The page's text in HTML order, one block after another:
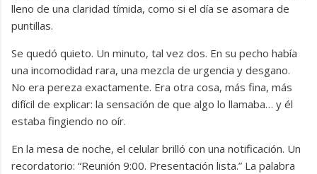
lleno de una claridad tímida, como si el día se asomara de
puntillas.
Se quedó quieto. Un minuto, tal vez dos. En su pecho había
una incomodidad rara, una mezcla de urgencia y desgano.
No era pereza exactamente. Era otra cosa, más fina, más
difícil de explicar: la sensación de que algo lo llamaba… y él
estaba fingiendo no oír.
En la mesa de noche, el celular brilló con una notificación. Un
recordatorio: “Reunión 9:00. Presentación lista.” La palabra